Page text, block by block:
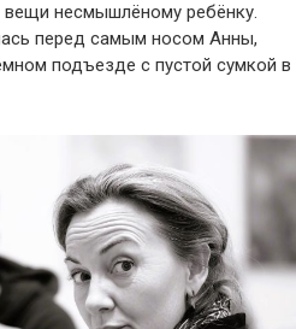
несмышлёному ребёнку.
перед самым носом Анны,
подъезде с пустой сумкой в